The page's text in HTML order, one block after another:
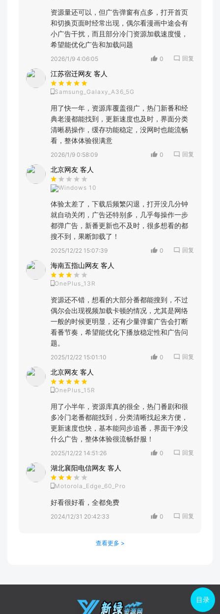
资源量还可以，但广告弹窗有点多，打开首页
和切换页面时经常出现，偶尔看漫画中途会有
小广告干扰，而且部分冷门资源加载速度慢，
希望能优化广告和加载问题
2026/1/9 4:06:05 0 回复
江苏宿迁网友 客人
Samsung_Galaxy_A36_5G
用了快一年，资源库覆盖很广，热门新番和经
典老漫都能找到，更新速度也及时，界面分类
清晰易操作，缓存功能稳定，没网时也能流畅
看，整体体验很满意
2026/1/9 0:58:09 0 回复
北京网友 客人
Windows 10
体验太差了，下载后频繁闪退，打开没几分钟
就自动关闭，广告还特别多，几乎每操作一步
都弹广告，新番更新也不及时，很多想看的都
搜不到，果断卸载了！
2025/12/22 15:07:39 0 回复
海南五指山网友 客人
OnePlus_13R
资源还不错，想看的大部分番都能搜到，不过
偶尔会出现视频加载卡顿的情况，尤其是网络
一般的时候更明显，还有少量弹窗广告会打断
看番节奏，希望能优化下播放稳定性和广告问
题。
2025/12/22 15:01:10 0 回复
北京网友 客人
OnePlus_15R
用了小半年，资源库真的很全，热门番剧和很
多冷门老番都能找到，分类清晰找起来方便，
更新速度也快，基本能同步追番，界面干净没
什么广告，整体体验很流畅舒服！
2025/12/22 14:51:26 0 回复
湖北襄阳电信网友 客人
Motorola_Edge_60_Pro
好看很好看，全都免费
2024/12/31 20:42:33 0 回复
查看更多 >
目录